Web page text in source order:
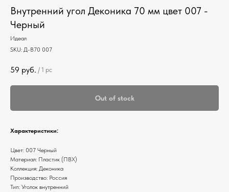
Внутренний угол Деконика 70 мм цвет 007 -
Черный
Идеал
SKU: Д-В70 007
59 руб. / 1 pc
Out of stock
Характеристики:
Цвет: 007 Черный
Материал: Пластик (ПВХ)
Коллекция: Деконика
Производство: Россия
Тип: Уголок внутренний